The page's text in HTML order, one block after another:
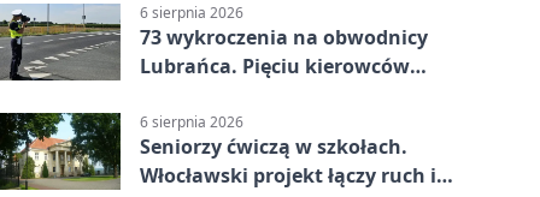
6 sierpnia 2026
73 wykroczenia na obwodnicy
Lubrańca. Pięciu kierowców
6 sierpnia 2026
Seniorzy ćwiczą w szkołach.
Włocławski projekt łączy ruch i